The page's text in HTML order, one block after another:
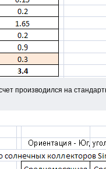
производился на